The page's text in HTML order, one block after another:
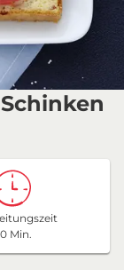
Min.